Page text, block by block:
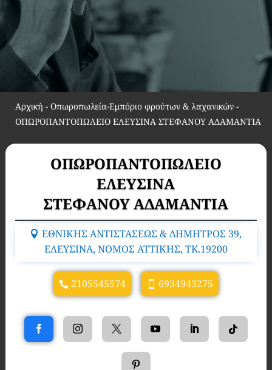
Αρχική - Οπωροπωλεία-Εμπόριο φρούτων & λαχανικών-
ΟΠΩΡΟΠΑΝΤΟΠΩΛΕΙΟ ΕΛΕΥΣΙΝΑ ΣΤΕΦΑΝΟΥ ΑΔΑΜΑΝΤΙΑ
ΟΠΩΡΟΠΑΝΤΟΠΩΛΕΙΟ
ΕΛΕΥΣΙΝΑ
ΣΤΕΦΑΝΟΥ ΑΔΑΜΑΝΤΙΑ
ΕΘΝΙΚΗΣ ΑΝΤΙΣΤΑΣΕΩΣ & ΔΗΜΗΤΡΟΣ 39,
ΕΛΕΥΣΙΝΑ, ΝΟΜΟΣ ΑΤΤΙΚΗΣ, TK.19200
2105545574 6934943275